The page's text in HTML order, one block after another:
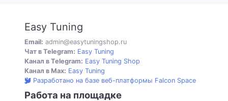
Easy Tuning
Email: admin@easytuningshop.ru
Чат в Telegram: Easy Tuning
Канал в Telegram: Easy Tuning Shop
Канал в Max: Easy Tuning
Разработано на базе веб-платформы Falcon Space
Работа на площадке